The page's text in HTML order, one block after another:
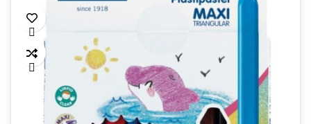

